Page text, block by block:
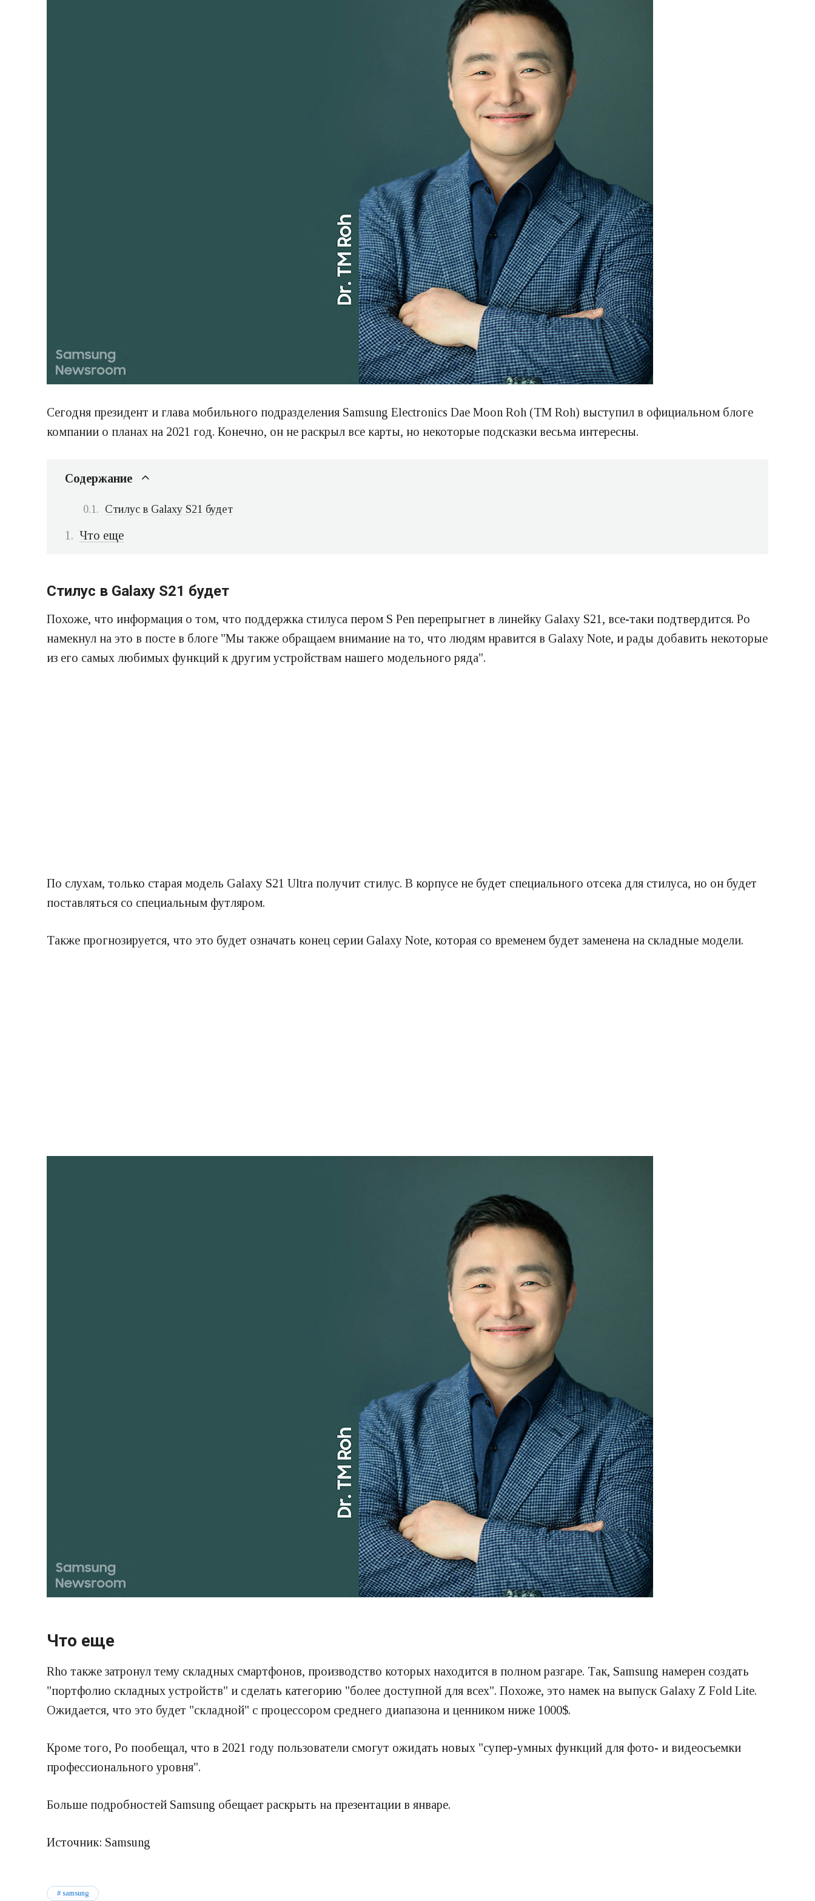
Сегодня президент и глава мобильного подразделения Samsung Electronics Dae Moon Roh (TM Roh) выступил в официальном блоге
компании о планах на 2021 год. Конечно, он не раскрыл все карты, но некоторые подсказки весьма интересны.
Содержание
Стилус в Galaxy S21 будет
Что еще
Стилус в Galaxy S21 будет
Похоже, что информация о том, что поддержка стилуса пером S Pen перепрыгнет в линейку Galaxy S21, все-таки подтвердится. Ро
намекнул на это в посте в блоге "Мы также обращаем внимание на то, что людям нравится в Galaxy Note, и рады добавить некоторые
из его самых любимых функций к другим устройствам нашего модельного ряда".
По слухам, только старая модель Galaxy S21 Ultra получит стилус. В корпусе не будет специального отсека для стилуса, но он будет
поставляться со специальным футляром.
Также прогнозируется, что это будет означать конец серии Galaxy Note, которая со временем будет заменена на складные модели.
Что еще
Rho также затронул тему складных смартфонов, производство которых находится в полном разгаре. Так, Samsung намерен создать
"портфолио складных устройств" и сделать категорию "более доступной для всех". Похоже, это намек на выпуск Galaxy Z Fold Lite.
Ожидается, что это будет "складной" с процессором среднего диапазона и ценником ниже 1000$.
Кроме того, Ро пообещал, что в 2021 году пользователи смогут ожидать новых "супер-умных функций для фото- и видеосъемки
профессионального уровня".
Больше подробностей Samsung обещает раскрыть на презентации в январе.
Источник: Samsung
samsung